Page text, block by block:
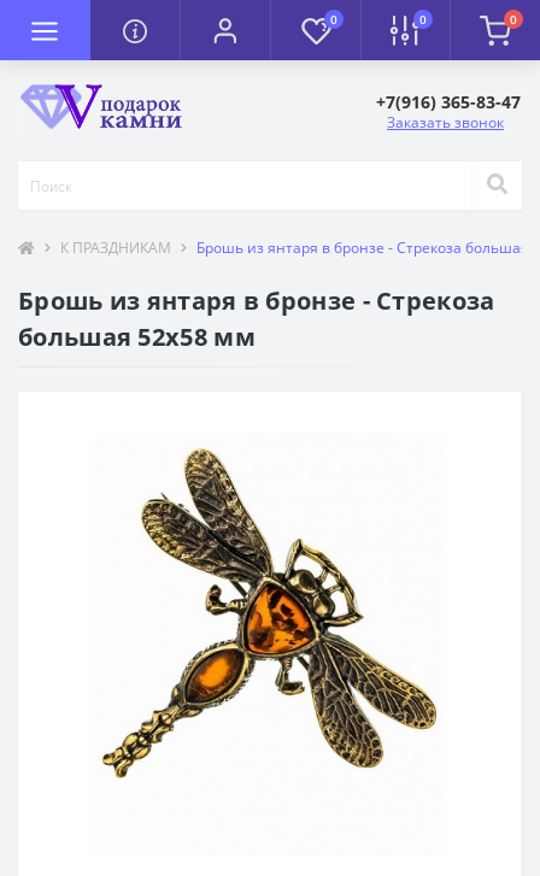
0 0 0
+7(916) 365-83-47
Заказать звонок
К ПРАЗДНИКАМ Брошь из янтаря в бронзе - Стрекоза большая
Брошь из янтаря в бронзе - Стрекоза
большая 52х58 мм